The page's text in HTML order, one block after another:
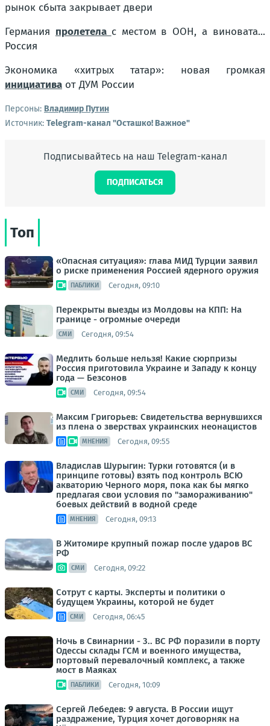
рынок сбыта закрывает двери
Германия пролетела с местом в ООН, а виновата...
Россия
Экономика «хитрых татар»: новая громкая
инициатива от ДУМ России
Персоны: Владимир Путин
Источник: Telegram-канал "Осташко! Важное"
Подписывайтесь на наш Telegram-канал
ПОДПИСАТЬСЯ
Топ
«Опасная ситуация»: глава МИД Турции заявил
о риске применения Россией ядерного оружия
ПАБЛИКИ Сегодня, 09:10
Перекрыты выезды из Молдовы на КПП: На
границе - огромные очереди
СМИ Сегодня, 09:54
Медлить больше нельзя! Какие сюрпризы
Россия приготовила Украине и Западу к концу
года — Безсонов
СМИ Сегодня, 09:54
Максим Григорьев: Свидетельства вернувшихся
из плена о зверствах украинских неонацистов
МНЕНИЯ Сегодня, 09:55
Владислав Шурыгин: Турки готовятся (и в
принципе готовы) взять под контроль ВСЮ
акваторию Черного моря, пока как бы мягко
предлагая свои условия по "замораживанию"
боевых действий в водной среде
МНЕНИЯ Сегодня, 09:13
В Житомире крупный пожар после ударов ВС
РФ
СМИ Сегодня, 09:22
Сотрут с карты. Эксперты и политики о
будущем Украины, которой не будет
СМИ Сегодня, 06:45
Ночь в Свинарнии - 3.. ВС РФ поразили в порту
Одессы склады ГСМ и военного имущества,
портовый перевалочный комплекс, а также
мост в Маяках
ПАБЛИКИ Сегодня, 10:09
Сергей Лебедев: 9 августа. В России ищут
раздражение, Турция хочет договорняк на